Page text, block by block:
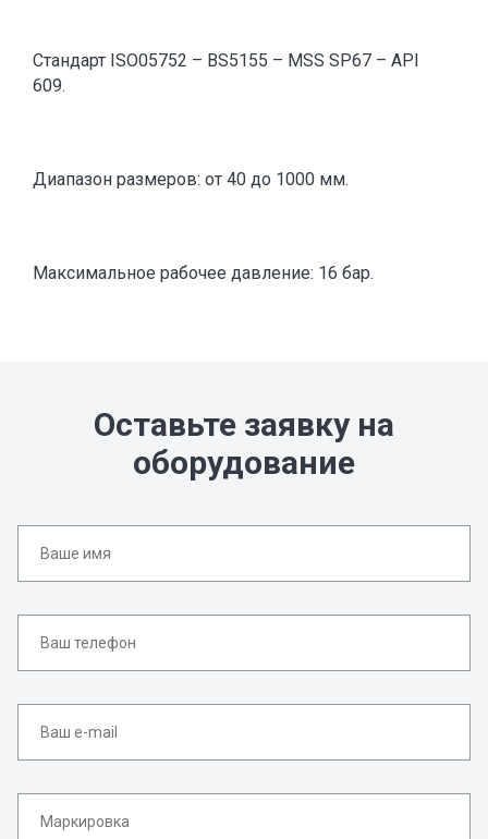
Стандарт ISO05752 – BS5155 – MSS SP67 – API
609.
Диапазон размеров: от 40 до 1000 мм.
Максимальное рабочее давление: 16 бар.
Оставьте заявку на
оборудование